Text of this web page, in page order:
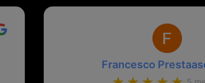
pietose, si era perso il coperchietto,
bisognava stare attenti che non ti
chiave dal blocchetto e talvolta non
contatto nel quadro e bisognava
praticamente entrare e mettere in
al Lotto; ormai pensavo di dover
Francesco